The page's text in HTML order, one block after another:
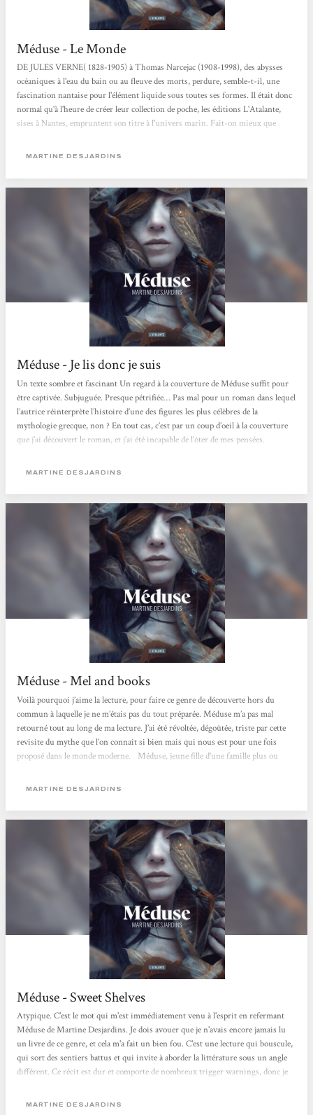
Méduse - Le Monde
DE JULES VERNE( 1828-1905) à Thomas Narcejac (1908-1998), des abysses
océaniques à l'eau du bain ou au fleuve des morts, perdure, semble-t-il, une
fascination nantaise pour l'élément liquide sous toutes ses formes. Il était donc
normal qu'à l'heure de créer leur collection de poche, les éditions L'Atalante,
sises à Nantes, empruntent son titre à l'univers marin. Fait-on mieux que
collection, extraordinaire roman de l'écrivaine québécoise Martine Desjardins,
MARTINE DESJARDINS
Méduse - Je lis donc je suis
Un texte sombre et fascinant Un regard à la couverture de Méduse suffit pour
être captivée. Subjuguée. Presque pétrifiée… Pas mal pour un roman dans lequel
l’autrice réinterprète l’histoire d’une des figures les plus célèbres de la
mythologie grecque, non ? En tout cas, c’est par un coup d’oeil à la couverture
que j’ai découvert le roman, et j’ai été incapable de l’ôter de mes pensées.
réécriture comme on en voit...
MARTINE DESJARDINS
Méduse - Mel and books
Voilà pourquoi j’aime la lecture, pour faire ce genre de découverte hors du
commun à laquelle je ne m’étais pas du tout préparée. Méduse m’a pas mal
retourné tout au long de ma lecture. J’ai été révoltée, dégoûtée, triste par cette
revisite du mythe que l’on connaît si bien mais qui nous est pour une fois
proposé dans le monde moderne.⠀Méduse, jeune fille d’une famille plus ou
particularité ? Des yeux que personne ne peut regarder...
MARTINE DESJARDINS
Méduse - Sweet Shelves
Atypique. C'est le mot qui m'est immédiatement venu à l'esprit en refermant
Méduse de Martine Desjardins. Je dois avouer que je n'avais encore jamais lu
un livre de ce genre, et cela m'a fait un bien fou. C'est une lecture qui bouscule,
qui sort des sentiers battus et qui invite à aborder la littérature sous un angle
différent. Ce récit est dur et comporte de nombreux trigger warnings, donc je
traite ici de la violence et de la conduite féminine avec une froideur et un
MARTINE DESJARDINS